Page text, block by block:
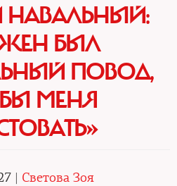
НАВАЛЬНЫЙ:
БЫЛ
ПОВОД,
МЕНЯ
| Светова Зоя